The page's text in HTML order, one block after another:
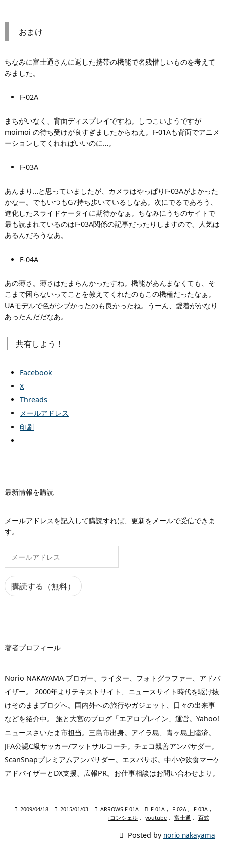
おまけ
ちなみに富士通さんに返した携帯の機能で名残惜しいものを考えて
みました。
F-02A
まちがいなく、背面ディスプレイですね。しつこいようですが
moimoi の待ち受けが良すぎましたからねえ。F-01Aも背面でアニメ
ーションしてくれればいいのに…。
F-03A
あんまり…と思っていましたが、カメラはやっぱりF-03Aがよかった
かなー。でもいつもG7持ち歩いているしなあ。次にでるであろう、
進化したスライドケータイに期待かなぁ。ちなみにうちのサイトで
最も読まれているのはF-03A関係の記事だったりしますので、人気は
あるんだろうなあ。
F-04A
あの薄さ。薄さはたまらんかったすね。機能があんまなくても、そ
こまで困らないってことを教えてくれたのもこの機種だったなぁ。
UAモデルで色がシブかったのも良かったね。うーん、愛着がかなり
あったんだだなあ。
共有しよう！
Facebook
X
Threads
メールアドレス
印刷
最新情報を購読
メールアドレスを記入して購読すれば、更新をメールで受信できま
す。
ア
ド
購読する（無料）
著者プロフィール
Norio NAKAYAMA ブロガー、ライター、フォトグラファー、アドバ
イザー。 2000年よりテキストサイト、ニュースサイト時代を駆け抜
けそのままブログへ。国内外への旅行やガジェット、日々の出来事
などを紹介中。 旅と大宮のブログ「エアロプレイン」運営。Yahoo!
ニュースさいたま市担当。三島市出身。アイラ島、青ヶ島上陸済。
JFA公認C級サッカー/フットサルコーチ。チェコ親善アンバサダー。
ScanSnapプレミアムアンバサダー。エスパサポ。中小や飲食マーケ
アドバイザーとDX支援、広報PR。お仕事相談はお問い合わせより。
 2009/04/18  2015/01/03  ARROWS F-01A  F-01A , F-02A , F-03A ,
iコンシェル , youtube , 富士通 , 百式
 Posted by norio nakayama